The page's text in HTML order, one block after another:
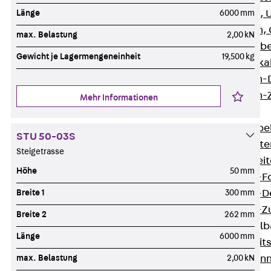
G Gitterbahn,
GI
GTD
GTDW
Gitterbahnen-
LGG
LGGS
Kabelleitern-
Kabelleitern-
Kabelleitern-
Zurück
WPL
Länge 6000 mm
max. Belastung 2,00 kN
Gewicht je Lagermengeneinheit 19,500 kg
Mehr Informationen
STU 50-03S
Steigetrasse
Höhe 50 mm
Breite 1 300 mm
Breite 2 262 mm
Länge 6000 mm
max. Belastung 2,00 kN